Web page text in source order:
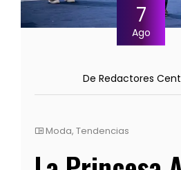
7
Ago
De Redactores
Moda, Tendencias